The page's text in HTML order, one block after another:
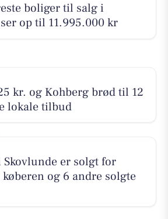
boliger til salg i
op til 11.995.000 kr
kr. og Kohberg brød til 12
lokale tilbud
Skovlunde er solgt for
og 6 andre solgte